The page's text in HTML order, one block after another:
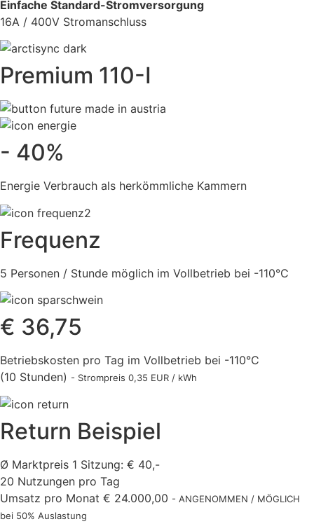
Einfache Standard-Stromversorgung
16A / 400V Stromanschluss
Premium 110-I
- 40%
Energie Verbrauch als herkömmliche Kammern
Frequenz
5 Personen / Stunde möglich im Vollbetrieb bei -110°C
€ 36,75
Betriebskosten pro Tag im Vollbetrieb bei -110°C
(10 Stunden) - Strompreis 0,35 EUR / kWh
Return Beispiel
Ø Marktpreis 1 Sitzung: € 40,-
20 Nutzungen pro Tag
Umsatz pro Monat € 24.000,00 - ANGENOMMEN / MÖGLICH
bei 50% Auslastung